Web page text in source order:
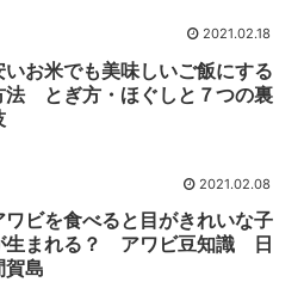
2021.02.18
いお米でも美味しいご飯にする
法 とぎ方・ほぐしと７つの裏
2021.02.08
ワビを食べると目がきれいな子
生まれる？ アワビ豆知識 日
賀島